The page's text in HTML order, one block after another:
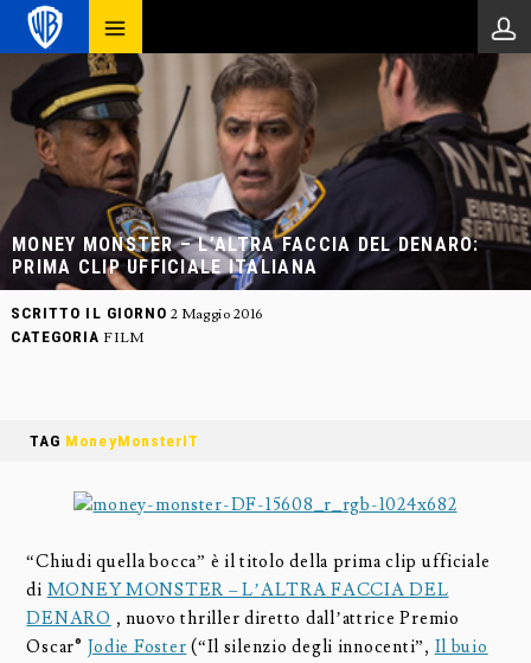
MONEY MONSTER – L’ALTRA FACCIA DEL DENARO:
PRIMA CLIP UFFICIALE ITALIANA
SCRITTO IL GIORNO 2 Maggio 2016
CATEGORIA FILM
TAG MoneyMonsterIT
“Chiudi quella bocca” è il titolo della prima clip ufficiale
di MONEY MONSTER – L’ALTRA FACCIA DEL
DENARO , nuovo thriller diretto dall’attrice Premio
Oscar® Jodie Foster (“Il silenzio degli innocenti”, Il buio